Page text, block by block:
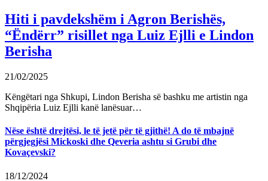
Hiti i pavdekshëm i Agron Berishës,
“Ëndërr” risillet nga Luiz Ejlli e Lindon
Berisha
21/02/2025
Këngëtari nga Shkupi, Lindon Berisha së bashku me artistin nga
Shqipëria Luiz Ejlli kanë lanësuar…
Nëse është drejtësi, le të jetë për të gjithë! A do të mbajnë
përgjegjësi Mickoski dhe Qeveria ashtu si Grubi dhe
Kovaçevski?
18/12/2024